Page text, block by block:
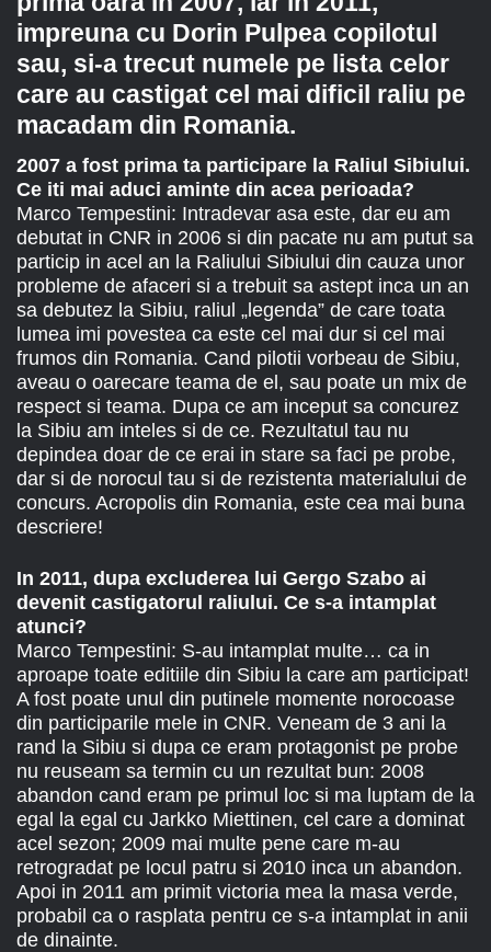
impreuna cu Dorin Pulpea copilotul
sau, si-a trecut numele pe lista celor
care au castigat cel mai dificil raliu pe
macadam din Romania.
2007 a fost prima ta participare la Raliul Sibiului.
Ce iti mai aduci aminte din acea perioada?
Marco Tempestini: Intradevar asa este, dar eu am
debutat in CNR in 2006 si din pacate nu am putut sa
particip in acel an la Raliului Sibiului din cauza unor
probleme de afaceri si a trebuit sa astept inca un an
sa debutez la Sibiu, raliul „legenda” de care toata
lumea imi povestea ca este cel mai dur si cel mai
frumos din Romania. Cand pilotii vorbeau de Sibiu,
aveau o oarecare teama de el, sau poate un mix de
respect si teama. Dupa ce am inceput sa concurez
la Sibiu am inteles si de ce. Rezultatul tau nu
depindea doar de ce erai in stare sa faci pe probe,
dar si de norocul tau si de rezistenta materialului de
concurs. Acropolis din Romania, este cea mai buna
descriere!
In 2011, dupa excluderea lui Gergo Szabo ai
devenit castigatorul raliului. Ce s-a intamplat
atunci?
Marco Tempestini: S-au intamplat multe… ca in
aproape toate editiile din Sibiu la care am participat!
A fost poate unul din putinele momente norocoase
din participarile mele in CNR. Veneam de 3 ani la
rand la Sibiu si dupa ce eram protagonist pe probe
nu reuseam sa termin cu un rezultat bun: 2008
abandon cand eram pe primul loc si ma luptam de la
egal la egal cu Jarkko Miettinen, cel care a dominat
acel sezon; 2009 mai multe pene care m-au
retrogradat pe locul patru si 2010 inca un abandon.
Apoi in 2011 am primit victoria mea la masa verde,
probabil ca o rasplata pentru ce s-a intamplat in anii
de dinainte.